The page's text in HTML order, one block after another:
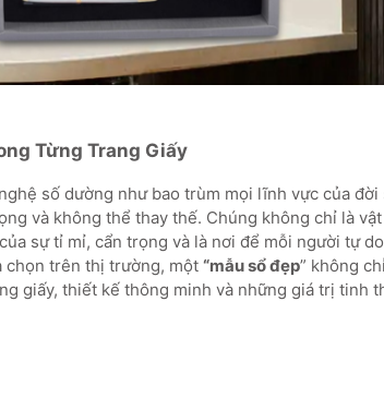
Từng Trang Giấy
số dường như bao trùm mọi lĩnh vực của đời
và không thể thay thế. Chúng không chỉ là
sự tỉ mỉ, cẩn trọng và là nơi để mỗi người tự
chọn trên thị trường, một “mẫu sổ đẹp” không
giấy, thiết kế thông minh và những giá trị tinh